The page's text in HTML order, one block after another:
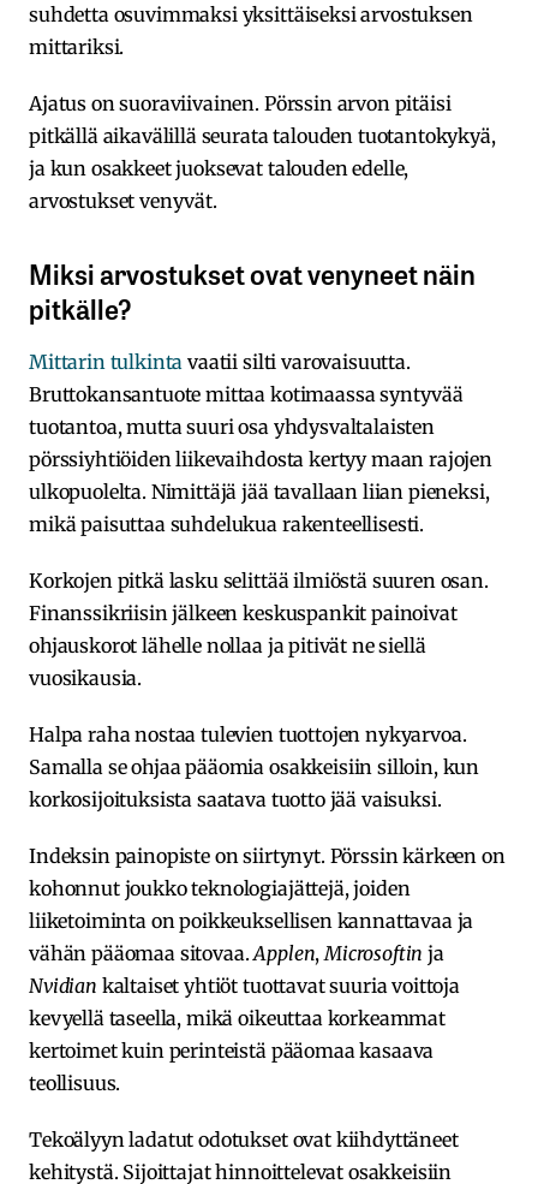
suhdetta osuvimmaksi yksittäiseksi arvostuksen
mittariksi.
Ajatus on suoraviivainen. Pörssin arvon pitäisi
pitkällä aikavälillä seurata talouden tuotantokykyä,
ja kun osakkeet juoksevat talouden edelle,
arvostukset venyvät.
Miksi arvostukset ovat venyneet näin
pitkälle?
Mittarin tulkinta vaatii silti varovaisuutta.
Bruttokansantuote mittaa kotimaassa syntyvää
tuotantoa, mutta suuri osa yhdysvaltalaisten
pörssiyhtiöiden liikevaihdosta kertyy maan rajojen
ulkopuolelta. Nimittäjä jää tavallaan liian pieneksi,
mikä paisuttaa suhdelukua rakenteellisesti.
Korkojen pitkä lasku selittää ilmiöstä suuren osan.
Finanssikriisin jälkeen keskuspankit painoivat
ohjauskorot lähelle nollaa ja pitivät ne siellä
vuosikausia.
Halpa raha nostaa tulevien tuottojen nykyarvoa.
Samalla se ohjaa pääomia osakkeisiin silloin, kun
korkosijoituksista saatava tuotto jää vaisuksi.
Indeksin painopiste on siirtynyt. Pörssin kärkeen on
kohonnut joukko teknologiajättejä, joiden
liiketoiminta on poikkeuksellisen kannattavaa ja
vähän pääomaa sitovaa.Applen, Microsoftin ja
Nvidian kaltaiset yhtiöt tuottavat suuria voittoja
kevyellä taseella, mikä oikeuttaa korkeammat
kertoimet kuin perinteistä pääomaa kasaava
teollisuus.
Tekoälyyn ladatut odotukset ovat kiihdyttäneet
kehitystä. Sijoittajat hinnoittelevat osakkeisiin